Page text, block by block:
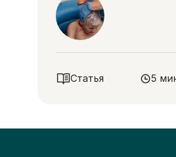
Статья 5